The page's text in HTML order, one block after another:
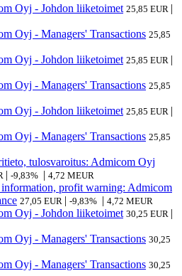
Oyj - Johdon liiketoimet 25,85 EUR |
Oyj - Managers' Transactions 25,85
Oyj - Johdon liiketoimet 25,85 EUR |
Oyj - Managers' Transactions 25,85
Oyj - Johdon liiketoimet 25,85 EUR |
Oyj - Managers' Transactions 25,85
tulosvaroitus: Admicom Oyj
| -9,83% | 4,72 MEUR
profit warning: Admicom
27,05 EUR | -9,83% | 4,72 MEUR
Oyj - Johdon liiketoimet 30,25 EUR |
Oyj - Managers' Transactions 30,25
Oyj - Managers' Transactions 30,25